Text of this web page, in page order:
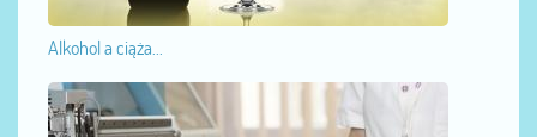
Alkohol a ciąża...